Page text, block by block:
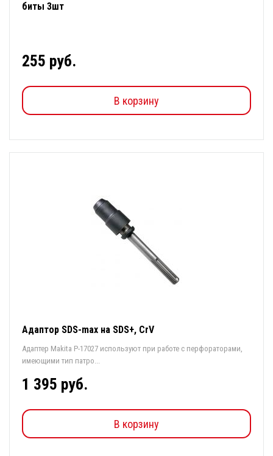
биты 3шт
255 руб.
В корзину
Адаптор SDS-max на SDS+, СrV
Адаптер Makita P-17027 используют при работе с перфораторами,
имеющими тип патро...
1 395 руб.
В корзину